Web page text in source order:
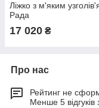
Ліжко з м'яким
Рада
17 020 ₴
Про нас
Рейтинг не
Менше 5 відгуків